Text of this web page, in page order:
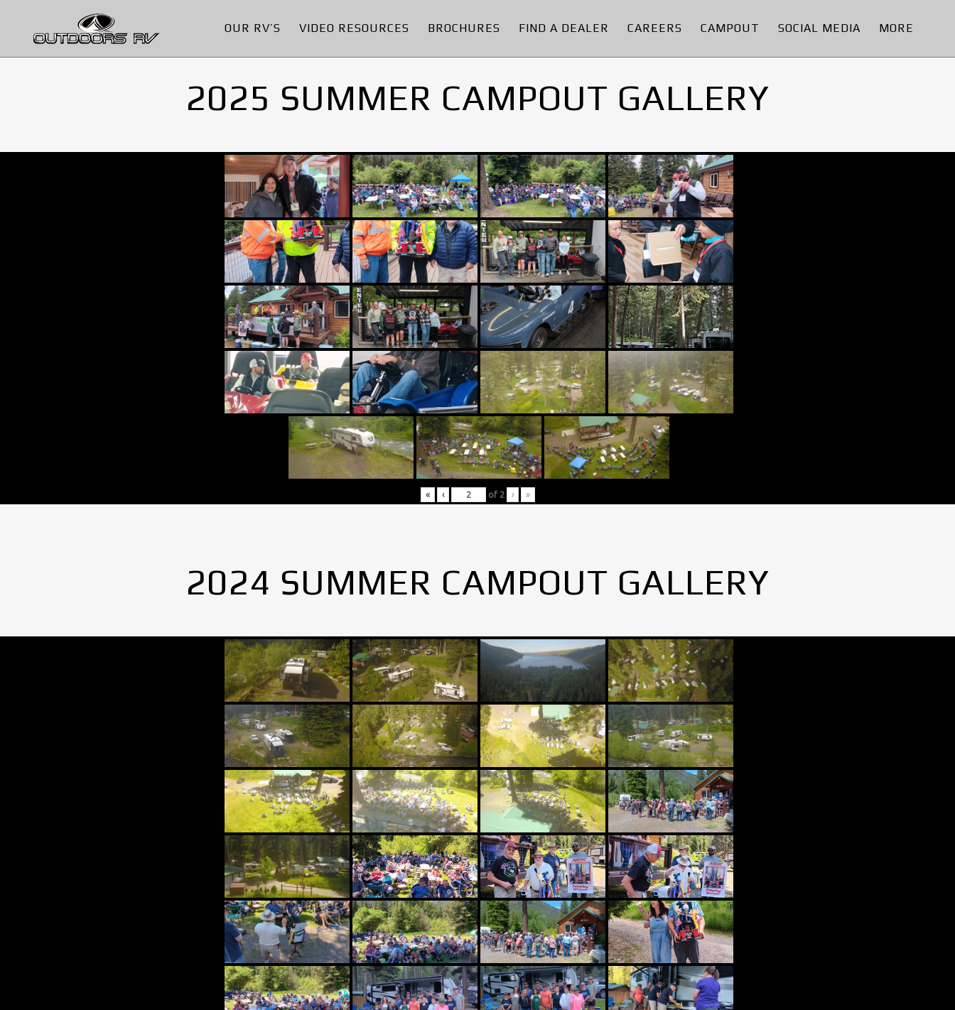
OUR RV’S VIDEO RESOURCES BROCHURES FIND A DEALER CAREERS CAMPOUT SOCIAL MEDIA MORE
2025 SUMMER CAMPOUT GALLERY
« ‹ of 2 › »
2024 SUMMER CAMPOUT GALLERY